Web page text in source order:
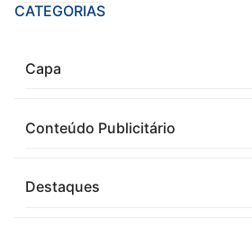
CATEGORIAS
Capa
Conteúdo Publicitário
Destaques